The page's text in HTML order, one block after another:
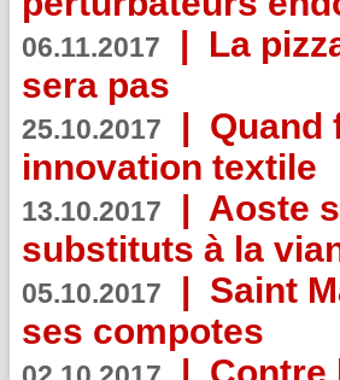
06.11.2017 | La
sera pas
25.10.2017 | Quand
innovation textile
13.10.2017 | Aoste
substituts à la
05.10.2017 | Saint
ses compotes